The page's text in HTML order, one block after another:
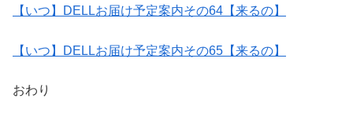
【いつ】DELLお届け予定案内その64【来るの】
【いつ】DELLお届け予定案内その65【来るの】
おわり